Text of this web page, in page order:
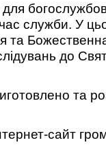
час служби. У
та
до
та
сайт